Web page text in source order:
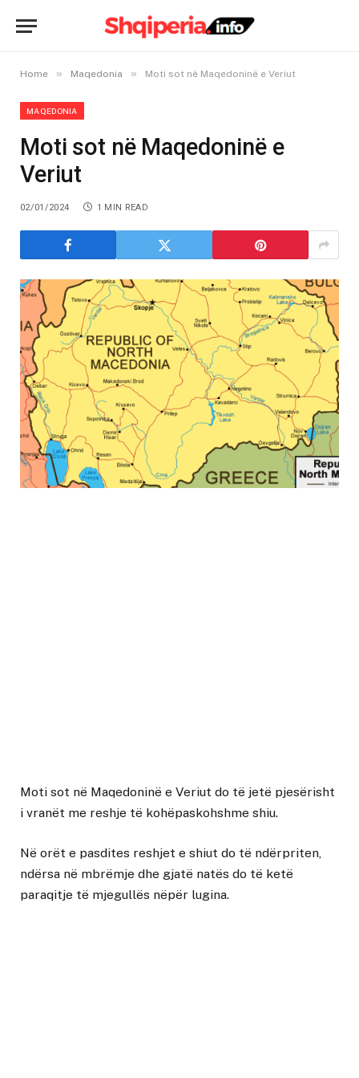
Home » Maqedonia » Moti sot në Maqedoninë e Veriut
MAQEDONIA
Moti sot në Maqedoninë e
Veriut
02/01/2024 1 MIN READ
Moti sot në Maqedoninë e Veriut do të jetë pjesërisht
i vranët me reshje të kohëpaskohshme shiu.
Në orët e pasdites reshjet e shiut do të ndërpriten,
ndërsa në mbrëmje dhe gjatë natës do të ketë
paraqitje të mjegullës nëpër lugina.